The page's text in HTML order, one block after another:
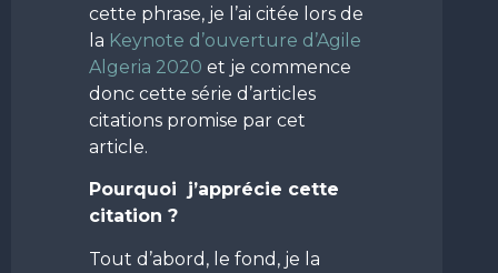
cette phrase, je l’ai citée lors de
la Keynote d’ouverture d’Agile
Algeria 2020 et je commence
donc cette série d’articles
citations promise par cet
article.
Pourquoi j’apprécie cette
citation ?
Tout d’abord, le fond, je la